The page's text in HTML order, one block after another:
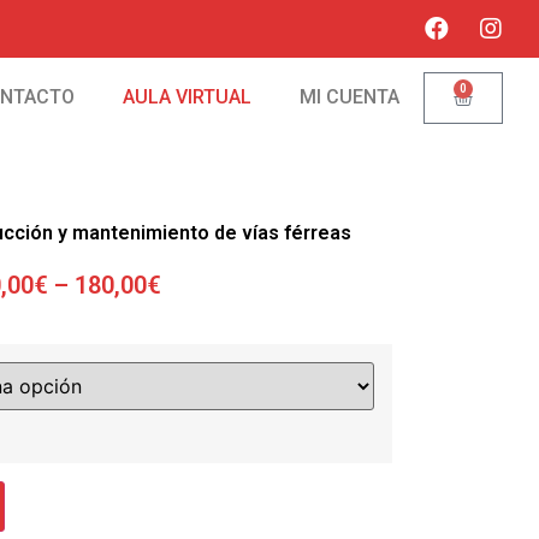
AULA VIRTUAL MI CUENTA 0
y mantenimiento de vías férreas
€ – 180,00€